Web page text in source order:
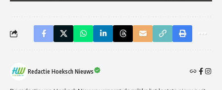
Redactie Hoeksch Nieuws